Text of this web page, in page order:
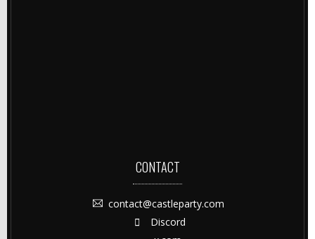
CONTACT
contact@castleparty.com
Discord